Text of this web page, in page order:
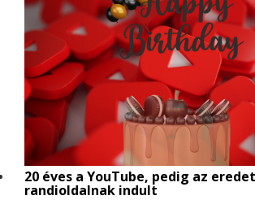
20 éves a YouTube, pedig az
randioldalnak indult